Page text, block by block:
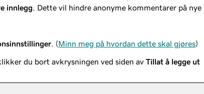
innlegg . Dette vil hindre anonyme kommentarer på nye
. (Minn meg på hvordan dette skal gjøres)
du bort avkrysningen ved siden av Tillat å legge ut